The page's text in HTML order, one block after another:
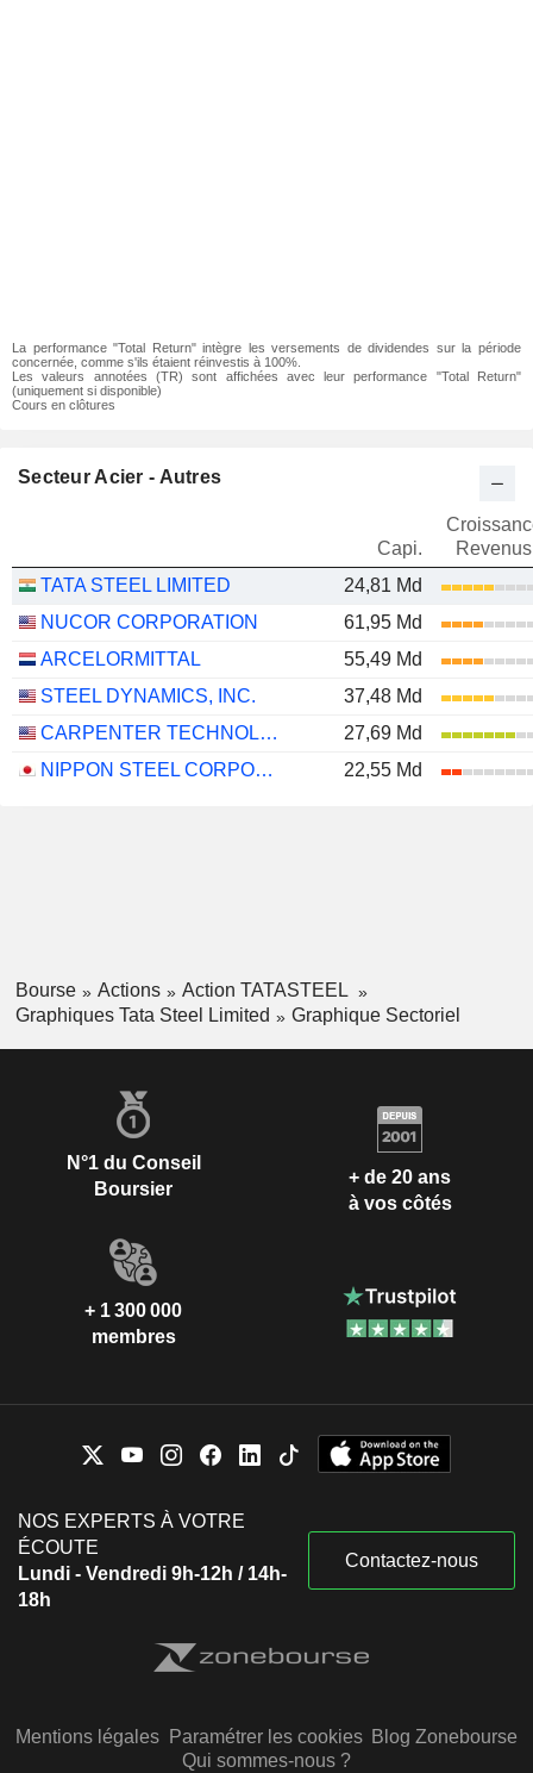
La performance "Total Return" intègre les versements de dividendes sur la période
concernée, comme s'ils étaient réinvestis à 100%.
Les valeurs annotées (TR) sont affichées avec leur performance "Total Return"
(uniquement si disponible)
Cours en clôtures
Secteur Acier - Autres
Capi.
Revenus
TATA STEEL LIMITED
24,81 Md
NUCOR CORPORATION
61,95 Md
ARCELORMITTAL
55,49 Md
STEEL DYNAMICS, INC.
37,48 Md
CARPENTER TECHNOLOGY CORPORATION
27,69 Md
NIPPON STEEL CORPORATION
22,55 Md
Bourse Actions
Action TATASTEEL
Graphiques Tata Steel Limited
Graphique Sectoriel
N°1 du Conseil
Boursier
+ de 20 ans
à vos côtés
+ 1 300 000
membres
NOS EXPERTS À VOTRE
ÉCOUTE
Lundi - Vendredi 9h-12h / 14h-
18h
Contactez-nous
Mentions légales Paramétrer les cookies Blog Zonebourse
Qui sommes-nous ?